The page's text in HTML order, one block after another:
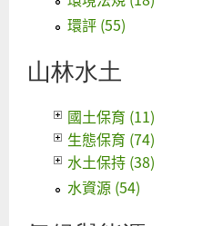
環評 (55)
山林水土
國土保育 (11)
生態保育 (74)
水土保持 (38)
水資源 (54)